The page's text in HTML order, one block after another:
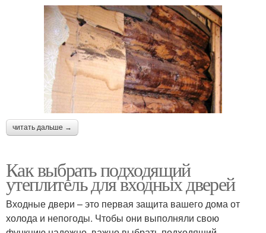
читать дальше →
Как выбрать подходящий
утеплитель для входных дверей
Входные двери – это первая защита вашего дома от
холода и непогоды. Чтобы они выполняли свою